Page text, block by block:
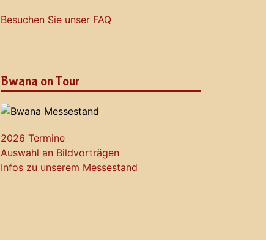
Besuchen Sie unser FAQ
Bwana on Tour
2026 Termine
Auswahl an Bildvorträgen
Infos zu unserem Messestand